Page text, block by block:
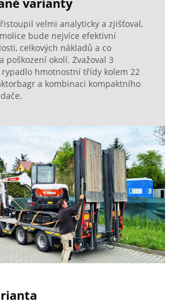
velmi analyticky a zjišťoval,
bude nejvíce efektivní
celkových nákladů a co
poškození okolí. Zvažoval 3
hmotnostní třídy kolem 22
a kombinaci kompaktního